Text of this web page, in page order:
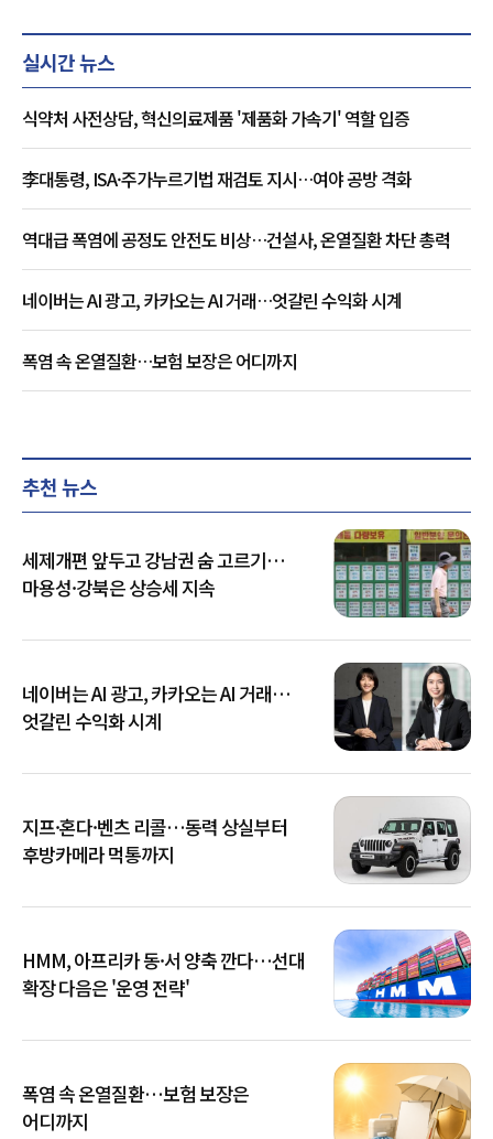
실시간 뉴스
식약처 사전상담, 혁신의료제품 '제품화 가속기' 역할 입증
李대통령, ISA·주가누르기법 재검토 지시…여야 공방 격화
역대급 폭염에 공정도 안전도 비상…건설사, 온열질환 차단 총력
네이버는 AI 광고, 카카오는 AI 거래…엇갈린 수익화 시계
폭염 속 온열질환…보험 보장은 어디까지
추천 뉴스
세제개편 앞두고 강남권 숨 고르기…
마용성·강북은 상승세 지속
네이버는 AI 광고, 카카오는 AI 거래…
엇갈린 수익화 시계
지프·혼다·벤츠 리콜…동력 상실부터
후방카메라 먹통까지
HMM, 아프리카 동·서 양축 깐다…선대
확장 다음은 '운영 전략'
폭염 속 온열질환…보험 보장은
어디까지